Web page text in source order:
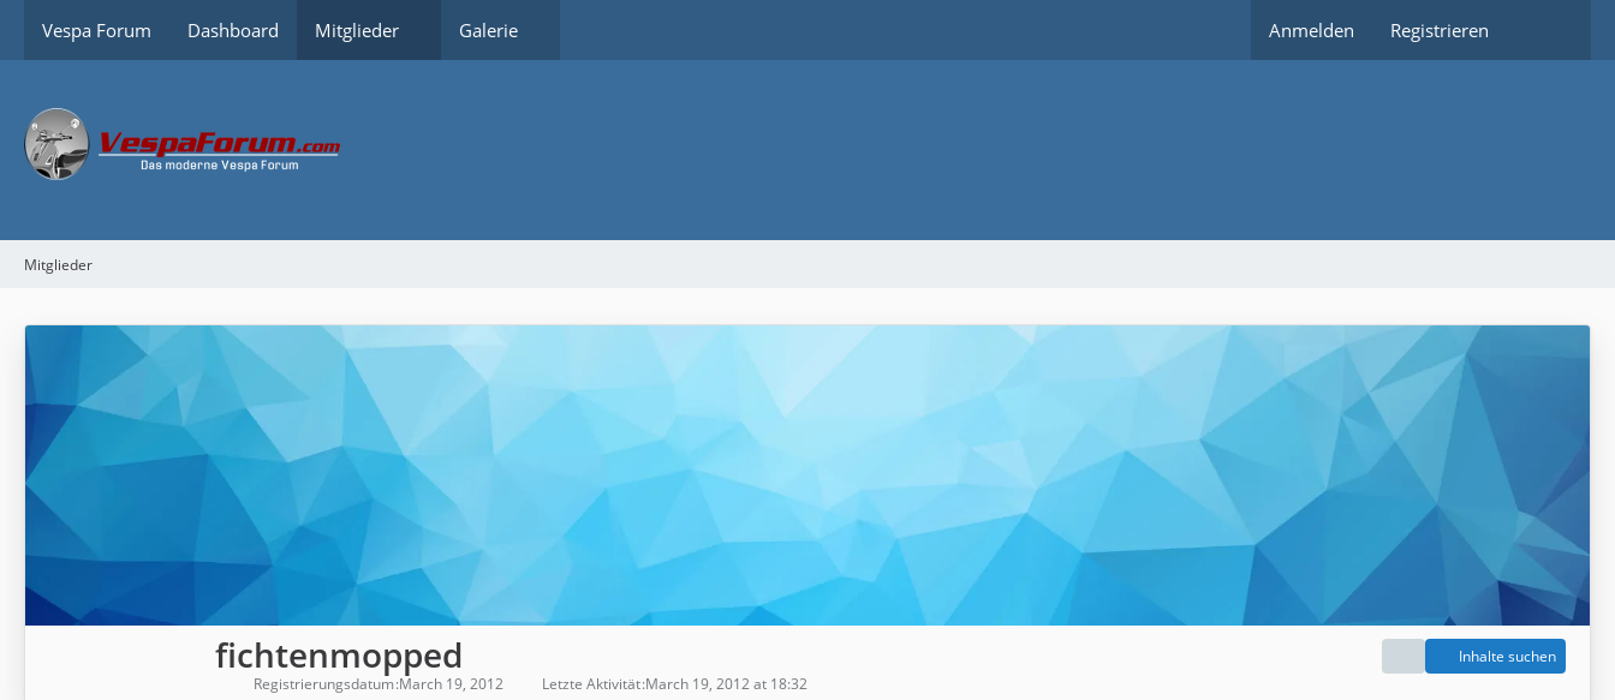
Vespa Forum Dashboard Mitglieder Galerie Anmelden Registrieren
Mitglieder
fichtenmopped
Inhalte suchen
Registrierungsdatum March 19, 2012 Letzte Aktivität March 19, 2012 at 18:32